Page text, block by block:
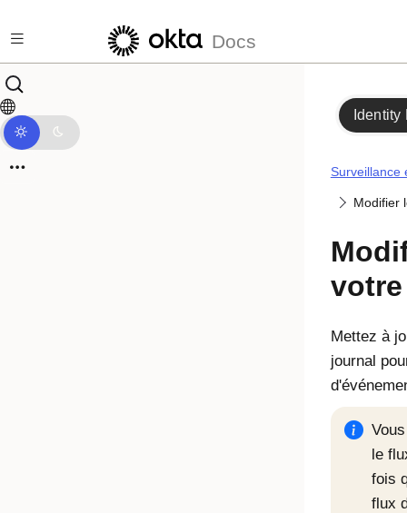
Docs
Identity
Surveillance
Modifier
Mettez à
journal
le
fois
flux